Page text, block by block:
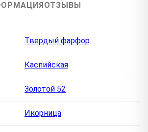
ОТЗЫВЫ
Твердый фарфор
Каспийская
Золотой 52
Икорница